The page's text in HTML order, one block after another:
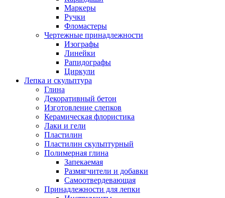
Маркеры
Ручки
Фломастеры
Чертежные принадлежности
Изографы
Линейки
Рапидографы
Циркули
Лепка и скульптура
Глина
Декоративный бетон
Изготовление слепков
Керамическая флористика
Лаки и гели
Пластилин
Пластилин скульптурный
Полимерная глина
Запекаемая
Размягчители и добавки
Самоотвердевающая
Принадлежности для лепки